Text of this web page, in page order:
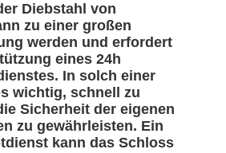
Diebstahl von
zu einer großen
werden und erfordert
eines 24h
In solch einer
wichtig, schnell zu
Sicherheit der eigenen
zu gewährleisten. Ein
kann das Schloss